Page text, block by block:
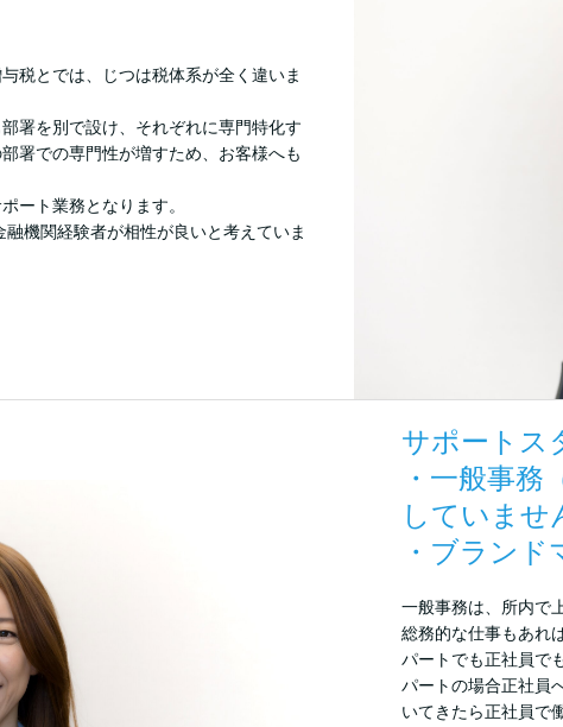
税とでは、じつは税体系が全く違いま
署を別で設け、それぞれに専門特化す
署での専門性が増すため、お客様へも
ート業務となります。
機関経験者が相性が良いと考えていま
サポートス
・一般事
していませ
・ブランド
一般事務は、所内で
総務的な仕事もあれ
パートでも正社員で
パートの場合正社員
いてきたら正社員で